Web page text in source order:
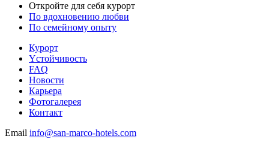
Откройте для себя курорт
По вдохновению любви
По семейному опыту
Курорт
Yстойчивость
FAQ
Новости
Карьера
Фотогалерея
Контакт
Email info@san-marco-hotels.com